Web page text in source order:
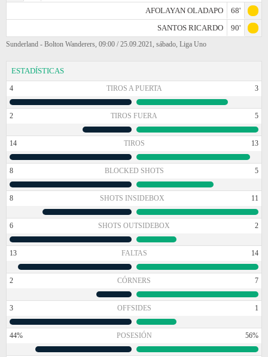
AFOLAYAN OLADAPO
68'
SANTOS RICARDO
90'
Sunderland - Bolton Wanderers, 09:00 / 25.09.2021, sábado, Liga Uno
ESTADÍSTICAS
4 TIROS A PUERTA 3
2 TIROS FUERA 5
14 TIROS 13
8 BLOCKED SHOTS 5
8 SHOTS INSIDEBOX 11
6 SHOTS OUTSIDEBOX 2
13 FALTAS 14
2 CÓRNERS 7
3 OFFSIDES 1
44% POSESIÓN 56%